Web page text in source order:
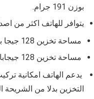
بوزن 191 جرام.
يتوافر للهاتف اكثر من
مساحة تخزين 128 جيجا بايت ، ذاكرة عشوائية 4 جيجا رام.
مساحة تخزين 128 جيجابايت ، ذاكرة عشوائية 6 جيجا رام.
يدعم الهاتف امكانية
التخزين بدلا من الشريحة